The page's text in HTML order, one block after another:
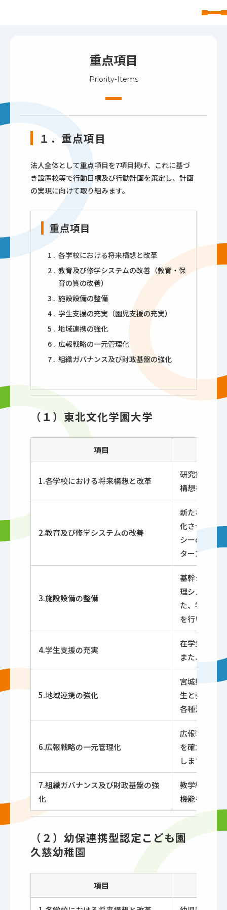
重点項目
Priority-Items
１．重点項目
法人全体として重点項目を7項目掲げ、これに基づ
き設置校等で行動目標及び行動計画を策定し、計画
の実現に向けて取り組みます。
重点項目
各学校における将来構想と改革
教育及び修学システムの改善（教育・保
育の質の改善）
施設設備の整備
学生支援の充実（園児支援の充実）
地域連携の強化
広報戦略の一元管理化
組織ガバナンス及び財政基盤の強化
（１）東北文化学園大学
項目
1.各学校における将来構想と改革
研究推進の
構想を検討
2.教育及び修学システムの改善
新たな高大
化させます
シーの達成
ターンシッ
3.施設設備の整備
基幹システ
理システム
た、学修環
を行います。
4.学生支援の充実
在学生のう
また、学生
5.地域連携の強化
宮城県東松
生と教職員
各種法人等
6.広報戦略の一元管理化
広報戦略（
を確立いた
します。
7.組織ガバナンス及び財政基盤の強
化
教学組織に
機能を強化
（２）幼保連携型認定こども園
久慈幼稚園
項目